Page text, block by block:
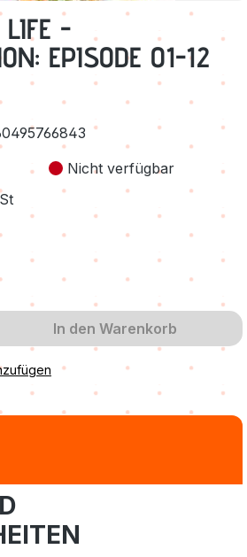
LIFE -
EPISODE 01-12
Nicht verfügbar
nicht verfügbar.)
ist zurzeit nicht verfügbar.)
In den Warenkorb